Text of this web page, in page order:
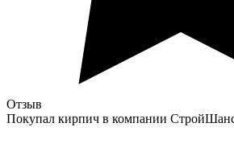
Отзыв
Покупал кирпич в компании